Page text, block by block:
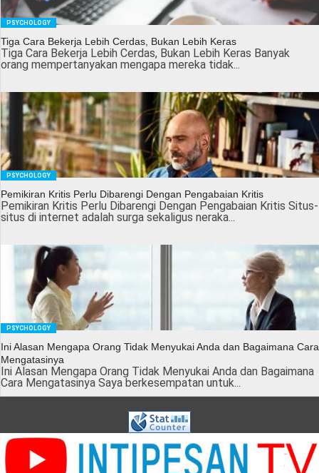
PSYCHOLOGY
Tiga Cara Bekerja Lebih Cerdas, Bukan Lebih Keras
Tiga Cara Bekerja Lebih Cerdas, Bukan Lebih Keras Banyak
orang mempertanyakan mengapa mereka tidak...
PSYCHOLOGY
Pemikiran Kritis Perlu Dibarengi Dengan Pengabaian Kritis
Pemikiran Kritis Perlu Dibarengi Dengan Pengabaian Kritis Situs-
situs di internet adalah surga sekaligus neraka...
PSYCHOLOGY
Ini Alasan Mengapa Orang Tidak Menyukai Anda dan Bagaimana Cara
Mengatasinya
Ini Alasan Mengapa Orang Tidak Menyukai Anda dan Bagaimana
Cara Mengatasinya Saya berkesempatan untuk...